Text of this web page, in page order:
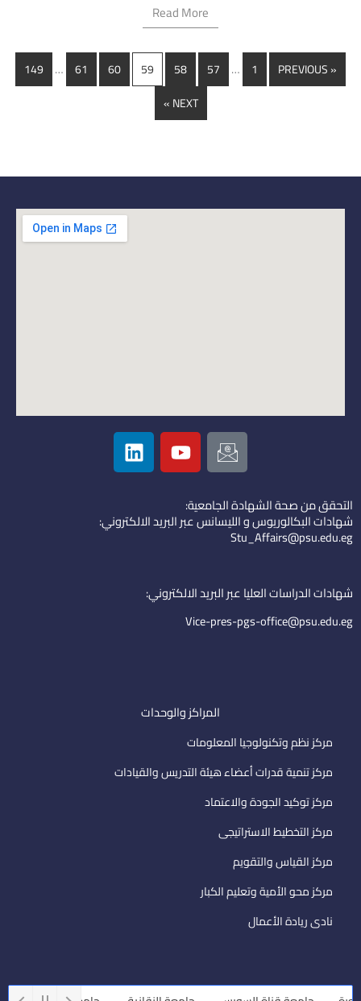
Read More
« PREVIOUS
1
…
57
58
59
60
61
…
149
NEXT »
I
c
o
n
-
e
m
i
l
Y
o
u
u
b
L
i
n
e
d
التحقق من صحة الشهادة الجامعية:
شهادات البكالوريوس و الليسانس عبر البريد الالكتروني:
Stu_Affairs@psu.edu.eg
شهادات الدراسات العليا عبر البريد الالكتروني:
Vice-pres-pgs-office@psu.edu.eg
المراكز والوحدات
مركز نظم وتكنولوجيا المعلومات
مركز تنمية قدرات أعضاء هيئة التدريس والقيادات
مركز توكيد الجودة والاعتماد
مركز التخطيط الاستراتيجى
مركز القياس والتقويم
مركز محو الأمية وتعليم الكبار
نادى ريادة الأعمال